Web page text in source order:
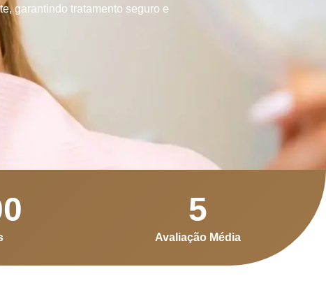
garantindo tratamento seguro e
Avaliação Média
5